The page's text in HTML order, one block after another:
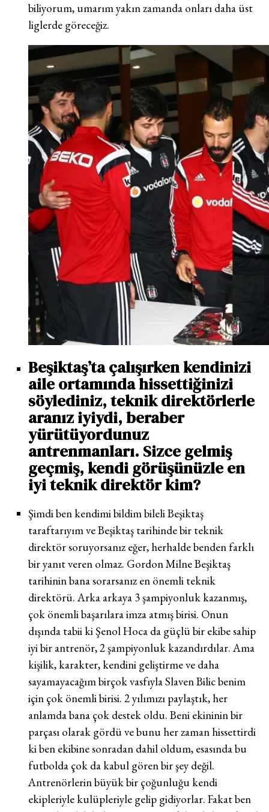
biliyorum, umarım yakın zamanda onları daha üst
liglerde göreceğiz.
Beşiktaş’ta çalışırken kendinizi
aile ortamında hissettiğinizi
söylediniz, teknik direktörlerle
aranız iyiydi, beraber
yürütüyordunuz
antrenmanları. Sizce gelmiş
geçmiş, kendi görüşünüzle en
iyi teknik direktör kim?
Şimdi ben kendimi bildim bileli Beşiktaş
taraftarıyım ve Beşiktaş tarihinde bir teknik
direktör soruyorsanız eğer, herhalde benden farklı
bir yanıt veren olmaz. Gordon Milne Beşiktaş
tarihinin bana sorarsanız en önemli teknik
direktörü. Arka arkaya 3 şampiyonluk kazanmış,
çok önemli başarılara imza atmış birisi. Onun
dışında tabii ki Şenol Hoca da güçlü bir ekibe sahip
iyi bir antrenör, 2 şampiyonluk kazandırdılar. Ama
kişilik, karakter, kendini geliştirme ve daha
sayamayacağım birçok vasfıyla Slaven Bilic benim
için çok önemli birisi. 2 yılımızı paylaştık, her
anlamda bana çok destek oldu. Beni ekininin bir
parçası olarak gördü ve bunu her zaman hissettirdi
ki ben ekibine sonradan dahil oldum, esasında bu
futbolda çok da kabul gören bir şey değil.
Antrenörlerin büyük bir çoğunluğu kendi
ekipleriyle kulüpleriyle gelip gidiyorlar. Fakat ben